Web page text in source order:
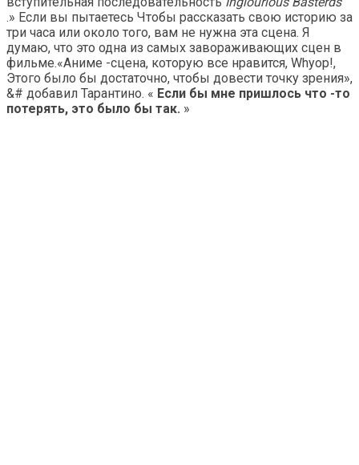
.» Если вы пытаетесь Чтобы рассказать свою историю за
три часа или около того, вам не нужна эта сцена. Я
думаю, что это одна из самых завораживающих сцен в
фильме.«Аниме -сцена, которую все нравится, Whyop!,
Этого было бы достаточно, чтобы довести точку зрения»,
&# добавил Тарантино. « Если бы мне пришлось что -то
потерять, это было бы так. »